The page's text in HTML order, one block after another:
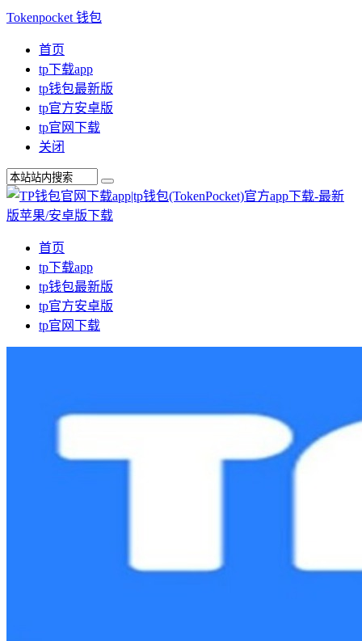
Tokenpocket 钱包
首页
tp下载app
tp钱包最新版
tp官方安卓版
tp官网下载
关闭
首页
tp下载app
tp钱包最新版
tp官方安卓版
tp官网下载